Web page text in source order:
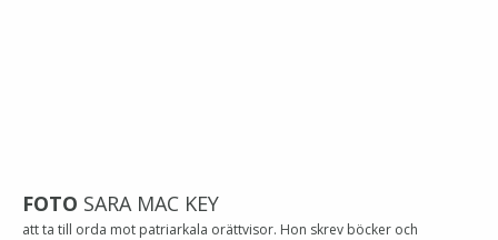
FOTO SARA MAC KEY
att ta till orda mot patriarkala orättvisor. Hon skrev böcker och